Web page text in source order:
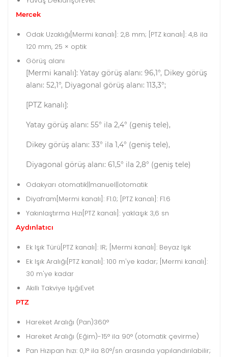
Mercek
Odak Uzaklığı[Mermi kanalı]: 2,8 mm; [PTZ kanalı]: 4,8 ila
120 mm, 25 × optik
Görüş alanı
[Mermi kanalı]: Yatay görüş alanı: 96,1°, Dikey görüş
alanı: 52,1°, Diyagonal görüş alanı: 113,3°;
[PTZ kanalı]:
Yatay görüş alanı: 55° ila 2,4° (geniş tele),
Dikey görüş alanı: 33° ila 1,4° (geniş tele),
Diyagonal görüş alanı: 61,5° ila 2,8° (geniş tele)
Odakyarı otomatik||manuel||otomatik
Diyafram[Mermi kanalı]: F1.0; [PTZ kanalı]: F1.6
Yakınlaştırma Hızı[PTZ kanalı]: yaklaşık 3,6 sn
Aydınlatıcı
Ek Işık Türü[PTZ kanalı]: IR; [Mermi kanalı]: Beyaz Işık
Ek Işık Aralığı[PTZ kanalı]: 100 m'ye kadar; [Mermi kanalı]:
30 m'ye kadar
Akıllı Takviye IşığıEvet
PTZ
Hareket Aralığı (Pan)360°
Hareket Aralığı (Eğim)-15° ila 90° (otomatik çevirme)
Pan Hızıpan hızı: 0,1° ila 80°/sn arasında yapılandırılabilir;